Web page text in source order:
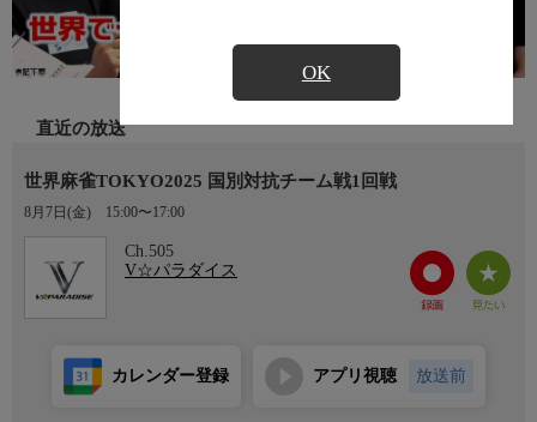
OK
直近の放送
世界麻雀TOKYO2025 国別対抗チーム戦1回戦
8月7日(金) 15:00〜17:00
Ch.505
V☆パラダイス
カレンダー登録 アプリ視聴 放送前